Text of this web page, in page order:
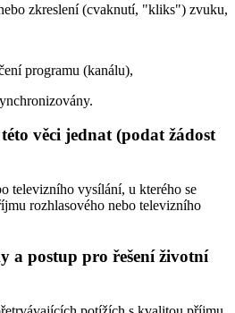
zkreslení (cvaknutí, "kliks") zvuku,
programu (kanálu),
věci jednat (podat žádost
televizního vysílání, u kterého se
rozhlasového nebo televizního
a postup pro řešení životní